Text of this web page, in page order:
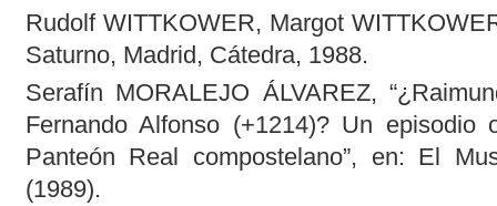
Rudolf WITTKOWER, Margot
Saturno, Madrid, Cátedra, 1988.
Serafín MORALEJO ÁLVAREZ,
Fernando Alfonso (+1214)? Un
Panteón Real compostelano”, en: El
(1989).